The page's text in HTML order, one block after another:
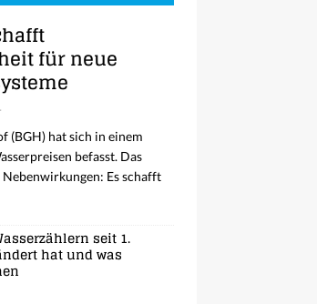
für neue
(BGH) hat sich in einem
befasst. Das
Es schafft
seit 1.
hat und was